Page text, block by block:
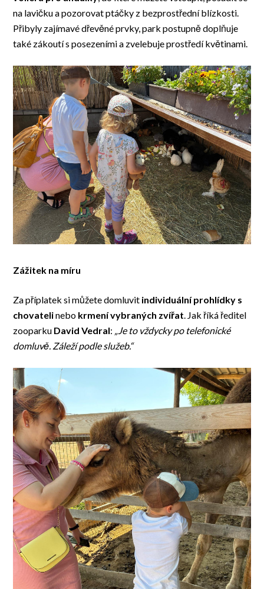
na lavičku a pozorovat ptáčky z bezprostřední blízkosti.
Přibyly zajímavé dřevěné prvky, park postupně doplňuje
také zákoutí s posezeními a zvelebuje prostředí květinami.
Zážitek na míru
Za příplatek si můžete domluvit individuální prohlídky s
chovatelinebo krmení vybraných zvířat. Jak říká ředitel
zooparku David Vedral: „Je to vždycky po telefonické
domluvě. Záleží podle služeb.“